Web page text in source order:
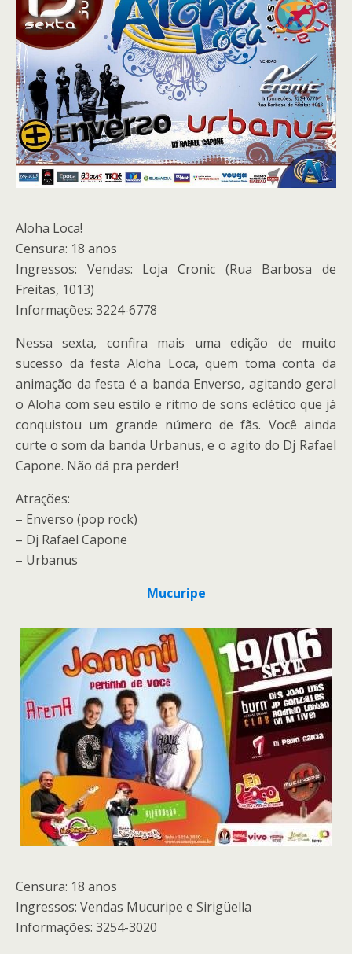
Aloha Loca!
Censura: 18 anos
Ingressos: Vendas: Loja Cronic (Rua Barbosa de
Freitas, 1013)
Informações: 3224-6778
Nessa sexta, confira mais uma edição de muito
sucesso da festa Aloha Loca, quem toma conta da
animação da festa é a banda Enverso, agitando geral
o Aloha com seu estilo e ritmo de sons eclético que já
conquistou um grande número de fãs. Você ainda
curte o som da banda Urbanus, e o agito do Dj Rafael
Capone. Não dá pra perder!
Atrações:
– Enverso (pop rock)
– Dj Rafael Capone
– Urbanus
Mucuripe
Censura: 18 anos
Ingressos: Vendas Mucuripe e Sirigüella
Informações: 3254-3020